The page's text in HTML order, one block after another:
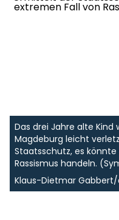
Das drei Jahre alte
Magdeburg leicht
Staatsschutz, es
Rassismus handeln.
Klaus-Dietmar